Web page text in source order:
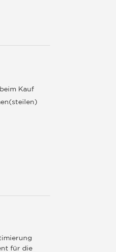
Kauf
für die